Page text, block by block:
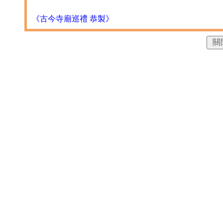
《古今寺廟巡禮 恭製》